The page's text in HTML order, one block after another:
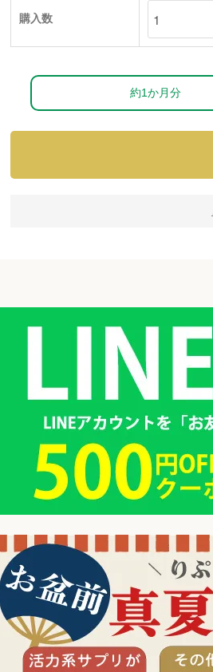
購入数
約1か月分